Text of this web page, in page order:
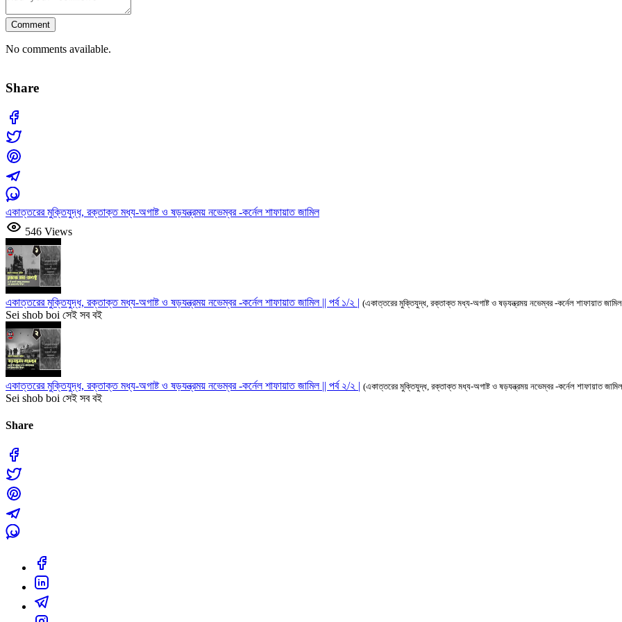
Comment
No comments available.
Share
একাত্তরের মুক্তিযুদ্ধ, রক্তাক্ত মধ্য-অগাষ্ট ও ষড়যন্ত্রময় নভেম্বর -কর্নেল শাফায়াত জামিল
546 Views
একাত্তরের মুক্তিযুদ্ধ, রক্তাক্ত মধ্য-অগাষ্ট ও ষড়যন্ত্রময় নভেম্বর -কর্নেল শাফায়াত জামিল || পর্ব ১/২ | (একাত্তরের মুক্তিযুদ্ধ, রক্তাক্ত মধ্য-অগাষ্ট ও ষড়যন্ত্রময় নভেম্বর -কর্নেল শাফায়াত
Sei shob boi সেই সব বই
একাত্তরের মুক্তিযুদ্ধ, রক্তাক্ত মধ্য-অগাষ্ট ও ষড়যন্ত্রময় নভেম্বর -কর্নেল শাফায়াত জামিল || পর্ব ২/২ | (একাত্তরের মুক্তিযুদ্ধ, রক্তাক্ত মধ্য-অগাষ্ট ও ষড়যন্ত্রময় নভেম্বর -কর্নেল শাফায়াত
Sei shob boi সেই সব বই
Share